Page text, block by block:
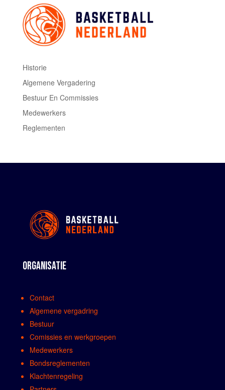
Historie
Algemene Vergadering
Bestuur En Commissies
Medewerkers
Reglementen
ORGANISATIE
Contact
Algemene vergadring
Bestuur
Comissies en werkgroepen
Medewerkers
Bondsreglementen
Klachtenregeling